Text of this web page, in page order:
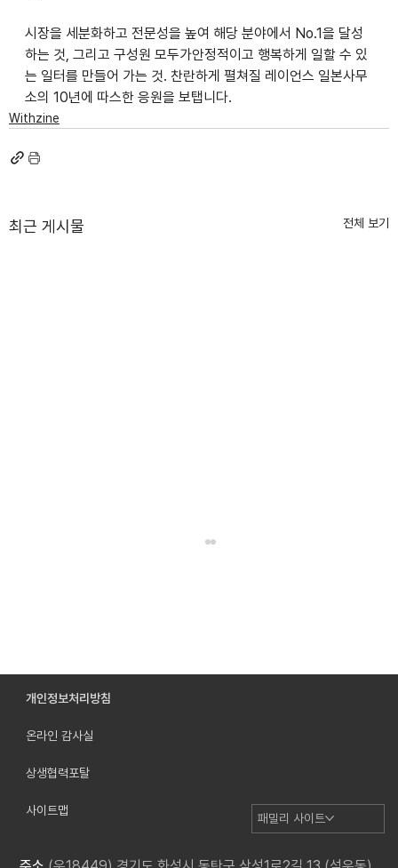
시장을 세분화하고 전문성을 높여 해당 분야에서 No.1을 달성
하는 것, 그리고 구성원 모두가안정적이고 행복하게 일할 수 있
는 일터를 만들어 가는 것. 찬란하게 펼쳐질 레이언스 일본사무
소의 10년에 따스한 응원을 보탭니다.
Withzine
최근 게시물 전체 보기
표
개인정보처리방침
온라인 감사실
상생협력포탈
사이트맵
패밀리 사이트